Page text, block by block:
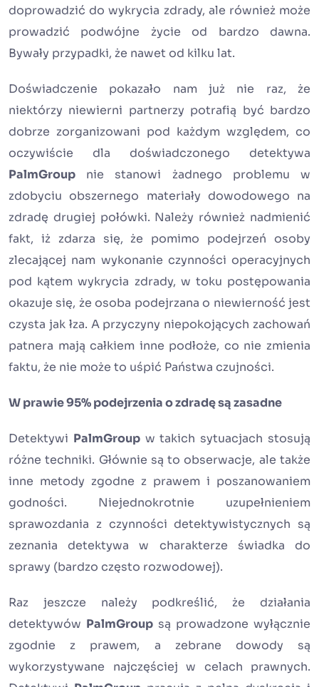
doprowadzić do wykrycia zdrady, ale również może
prowadzić podwójne życie od bardzo dawna.
Bywały przypadki, że nawet od kilku lat.
Doświadczenie pokazało nam już nie raz, że
niektórzy niewierni partnerzy potrafią być bardzo
dobrze zorganizowani pod każdym względem, co
oczywiście dla doświadczonego detektywa
PalmGroup nie stanowi żadnego problemu w
zdobyciu obszernego materiały dowodowego na
zdradę drugiej połówki. Należy również nadmienić
fakt, iż zdarza się, że pomimo podejrzeń osoby
zlecającej nam wykonanie czynności operacyjnych
pod kątem wykrycia zdrady, w toku postępowania
okazuje się, że osoba podejrzana o niewierność jest
czysta jak łza. A przyczyny niepokojących zachowań
patnera mają całkiem inne podłoże, co nie zmienia
faktu, że nie może to uśpić Państwa czujności.
W prawie 95% podejrzenia o zdradę są zasadne
Detektywi PalmGroupw takich sytuacjach stosują
różne techniki. Głównie są to obserwacje, ale także
inne metody zgodne z prawem i poszanowaniem
godności. Niejednokrotnie uzupełnieniem
sprawozdania z czynności detektywistycznych są
zeznania detektywa w charakterze świadka do
sprawy (bardzo często rozwodowej).
Raz jeszcze należy podkreślić, że działania
detektywów PalmGroup są prowadzone wyłącznie
zgodnie z prawem, a zebrane dowody są
wykorzystywane najczęściej w celach prawnych.